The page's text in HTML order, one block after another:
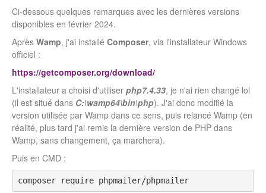
Ci-dessous quelques remarques avec les dernières versions
disponibles en février 2024.
Après Wamp, j'ai installé Composer, via l'installateur Windows
officiel :
https://getcomposer.org/download/
L'installateur a choisi d'utiliser php7.4.33, je n'ai rien changé lol
(il est situé dans C:\wamp64\bin\php). J'ai donc modifié la
version utilisée par Wamp dans ce sens, puis relancé Wamp (en
réalité, plus tard j'ai remis la dernière version de PHP dans
Wamp, sans changement, ça marchera).
Puis en CMD :
composer require phpmailer/phpmailer